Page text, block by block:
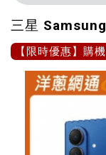
三星
【限時優惠】購